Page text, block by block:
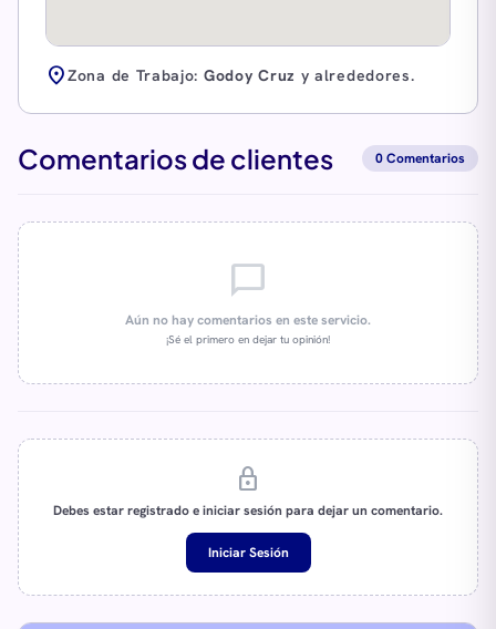
location_onZona de Trabajo: Godoy Cruz y alrededores.
Comentarios de clientes 0 Comentarios
chat_bubble_outline
Aún no hay comentarios en este servicio.
¡Sé el primero en dejar tu opinión!
lock
Debes estar registrado e iniciar sesión para dejar un comentario.
Iniciar Sesión